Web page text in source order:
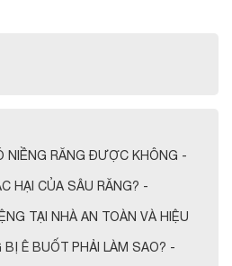
NIỀNG RĂNG ĐƯỢC KHÔNG -
HẠI CỦA SÂU RĂNG? -
TẠI NHÀ AN TOÀN VÀ HIỆU
BỊ Ê BUỐT PHẢI LÀM SAO? -